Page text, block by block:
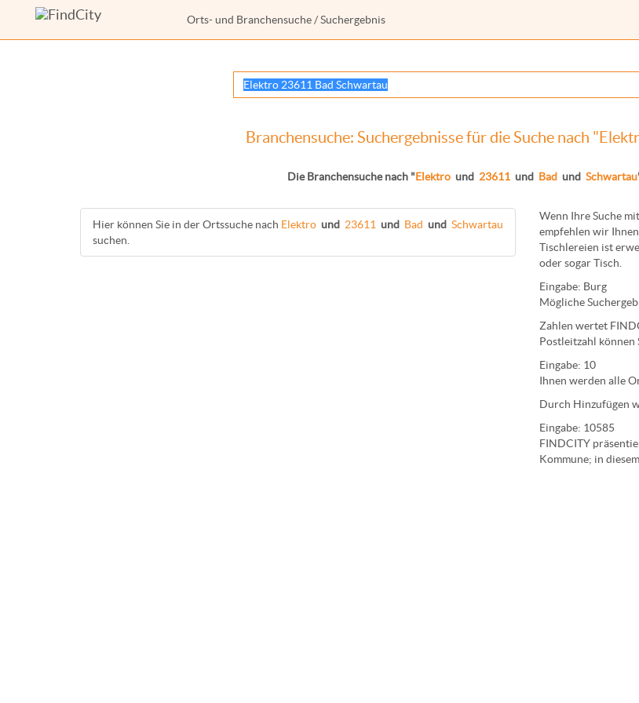
Orts- und Branchensuche / Suchergebnis
Branchensuche: Suchergebnisse für die Suche nach
Die Branchensuche nach "Elektro und 23611 und Bad und Schwartau
Hier können Sie in der Ortssuche nach Elektro und 23611 und Bad und Schwartau
suchen.
Wenn Ihre Suche
empfehlen wir
Tischlereien ist
oder sogarTisch
Eingabe: Burg
Mögliche
Zahlen wertet
Postleitzahl können
Eingabe: 10
Ihnen werden alle
Durch Hinzufügen
Eingabe: 10585
FINDCITY
Kommune; in